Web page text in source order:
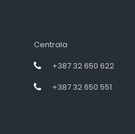
Centrala
+387 32 650 622
+387 32 650 551